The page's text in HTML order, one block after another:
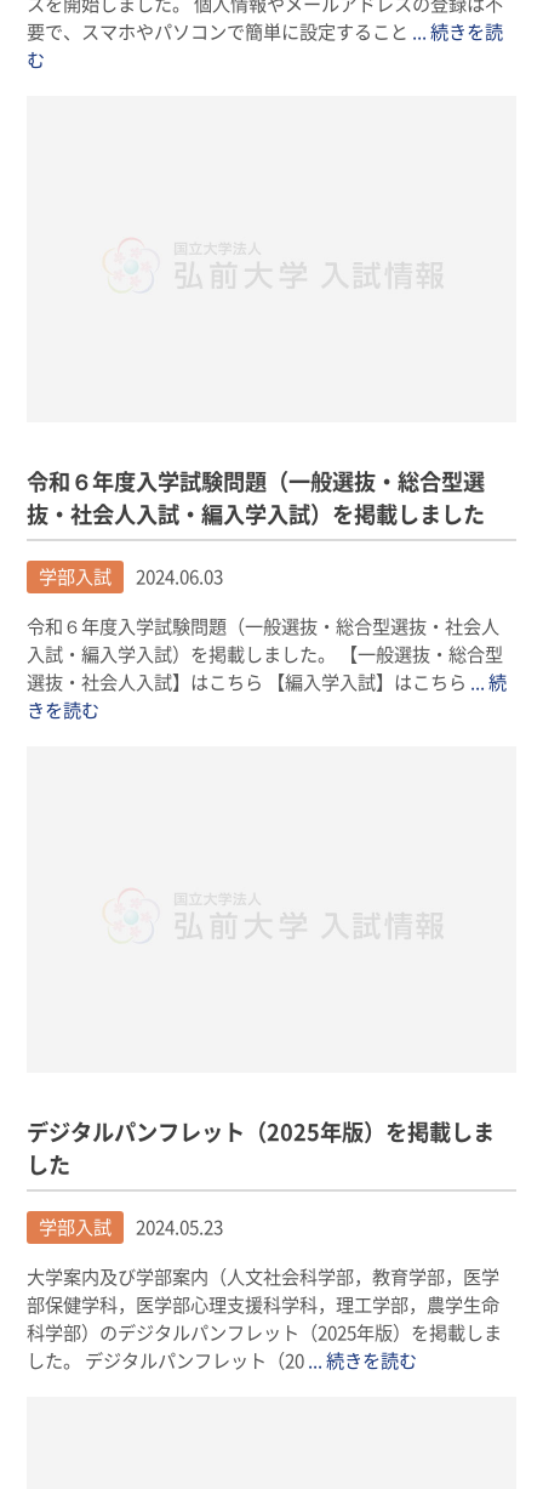
スを開始しました。 個人情報やメールアドレスの登録は不
要で、スマホやパソコンで簡単に設定すること ... 続きを読
む
令和６年度入学試験問題（一般選抜・総合型選
抜・社会人入試・編入学入試）を掲載しました
学部入試 2024.06.03
令和６年度入学試験問題（一般選抜・総合型選抜・社会人
入試・編入学入試）を掲載しました。 【一般選抜・総合型
選抜・社会人入試】はこちら 【編入学入試】はこちら ... 続
きを読む
デジタルパンフレット（2025年版）を掲載しま
した
学部入試 2024.05.23
大学案内及び学部案内（人文社会科学部，教育学部，医学
部保健学科，医学部心理支援科学科，理工学部，農学生命
科学部）のデジタルパンフレット（2025年版）を掲載しま
した。 デジタルパンフレット（20 ... 続きを読む